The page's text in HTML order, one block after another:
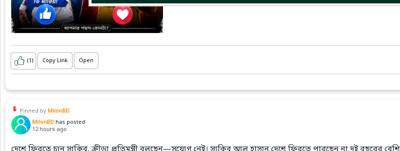
(1) Copy Link Open
Pinned by MilonBD
MilonBD has posted
12 hours ago